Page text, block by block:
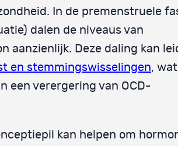
In de premenstruele
dalen de niveaus van
aanzienlijk. Deze daling kan
en stemmingswisselingen,
een verergering van OCD-
kan helpen om